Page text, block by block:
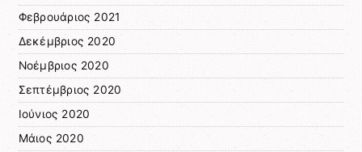
Φεβρουάριος 2021
Δεκέμβριος 2020
Νοέμβριος 2020
Σεπτέμβριος 2020
Ιούνιος 2020
Μάιος 2020